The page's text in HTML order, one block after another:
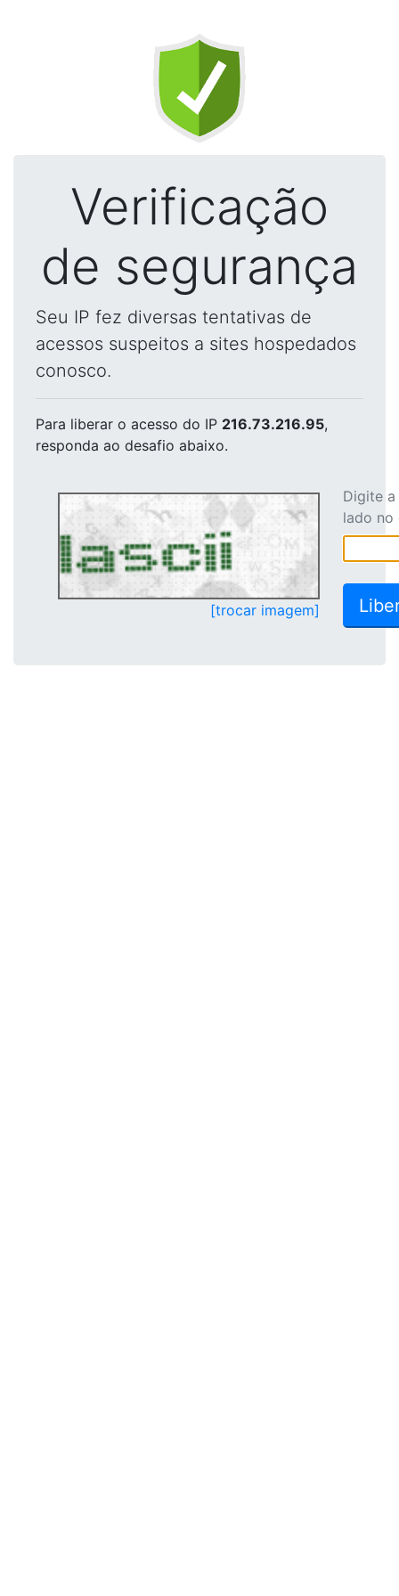
Verificação
de segurança
Seu IP fez diversas tentativas de
acessos suspeitos a sites hospedados
conosco.
Para liberar o acesso do IP 216.73.216.95,
responda ao desafio abaixo.
[trocar imagem]
Digite
lado no